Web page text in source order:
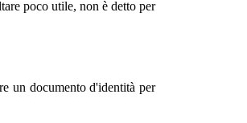
poco utile, non è detto per
un documento d'identità per